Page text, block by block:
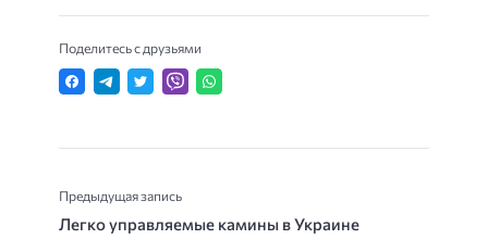
Поделитесь с друзьями
Предыдущая запись
Легко управляемые камины в Украине